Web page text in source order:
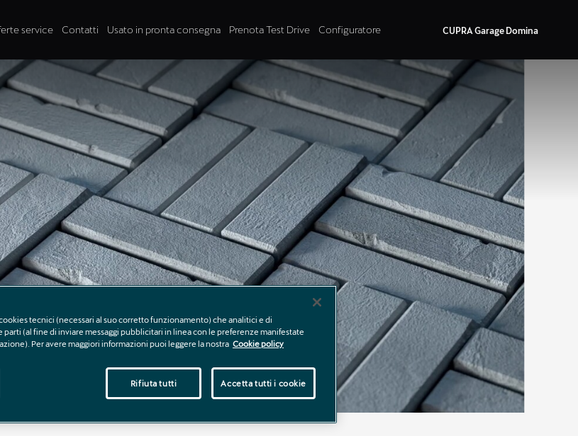
service Contatti Usato in pronta consegna Prenota Test Drive Configuratore CUPRA Garage Domina
tecnici (necessari al suo corretto funzionamento) che analitici e di
(al fine di inviare messaggi pubblicitari in linea con le preferenze manifestate
Per avere maggiori informazioni puoi leggere la nostra Cookie policy
Rifiuta tutti Accetta tutti i cookie